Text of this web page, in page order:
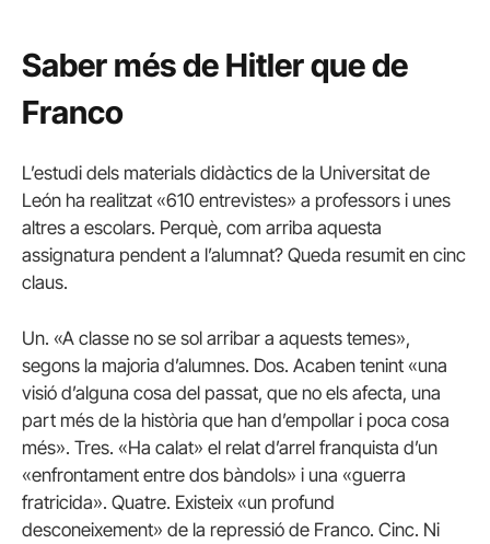
Saber més de Hitler que de
Franco
L’estudi dels materials didàctics de la Universitat de
León ha realitzat «610 entrevistes» a professors i unes
altres a escolars. Perquè, com arriba aquesta
assignatura pendent a l’alumnat? Queda resumit en cinc
claus.
Un. «A classe no se sol arribar a aquests temes»,
segons la majoria d’alumnes. Dos. Acaben tenint «una
visió d’alguna cosa del passat, que no els afecta, una
part més de la història que han d’empollar i poca cosa
més». Tres. «Ha calat» el relat d’arrel franquista d’un
«enfrontament entre dos bàndols» i una «guerra
fratricida». Quatre. Existeix «un profund
desconeixement» de la repressió de Franco. Cinc. Ni